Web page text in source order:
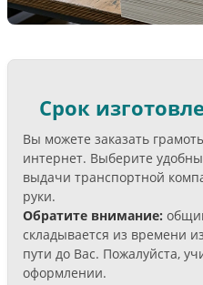
Срок
Вы можете заказать
интернет. Выберите
выдачи транспортной
руки.
Обратите внимание:
складывается из времени
пути до Вас. Пожалуйста,
оформлении.